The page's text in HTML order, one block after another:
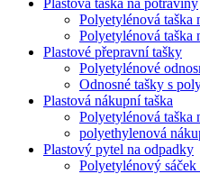
Polyetylénová taška
Polyetylénová taška
Plastové přepravní tašky
Polyetylénové
Odnosné tašky s
Plastová nákupní taška
Polyetylénová taška
polyethylenová
Plastový pytel na odpadky
Polyetylénový